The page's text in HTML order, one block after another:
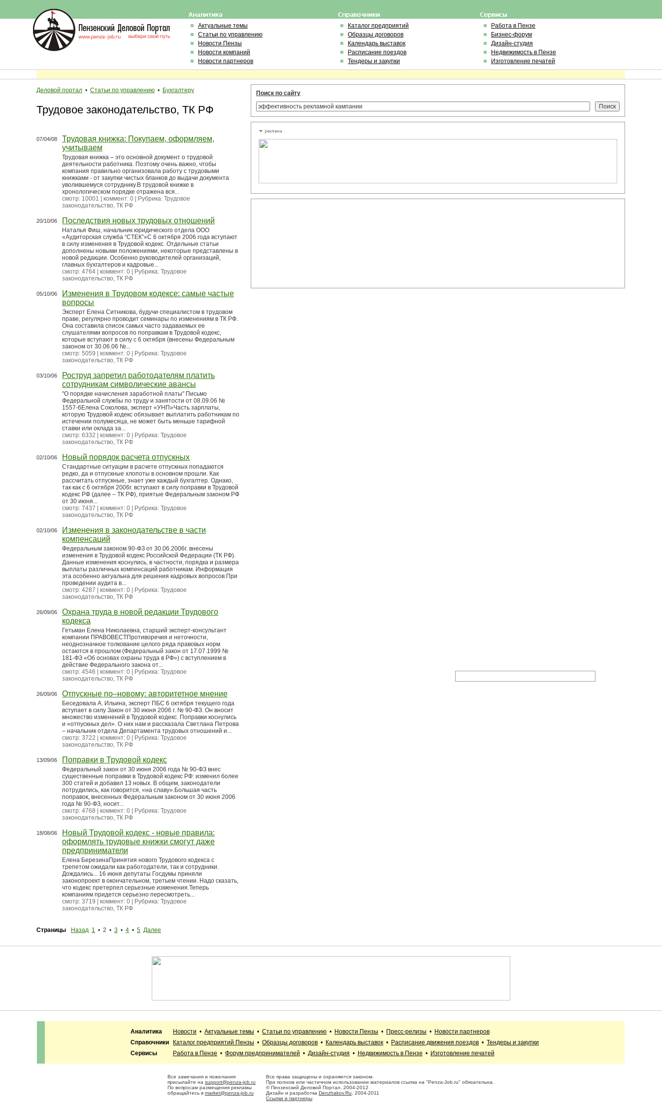
Актуальные темы
Статьи по управлению
Новости Пензы
Новости компаний
Новости партнеров
Каталог предприятий
Образцы договоров
Календарь выставок
Расписание поездов
Тендеры и закупки
Работа в Пензе
Бизнес-форум
Дизайн-студия
Недвижимость в Пензе
Изготовление печатей
Деловой портал • Статьи по управлению • Бухгалтеру
Трудовое законодательство, ТК РФ
07/04/08
Трудовая книжка: Покупаем, оформляем,
учитываем
Трудовая книжка – это основной документ о трудовой
деятельности работника. Поэтому очень важно, чтобы
компания правильно организовала работу с трудовыми
книжками - от закупки чистых бланков до выдачи документа
уволившемуся сотруднику.В трудовой книжке в
хронологическом порядке отражена вся...
смотр: 10001 | коммент: 0 | Рубрика: Трудовое
законодательство, ТК РФ
20/10/06 Последствия новых трудовых отношений
Наталья Фиш, начальник юридического отдела ООО
«Аудиторская служба “СТЕК”»С 6 октября 2006 года вступают
в силу изменения в Трудовой кодекс. Отдельные статьи
дополнены новыми положениями, некоторые представлены в
новой редакции. Особенно руководителей организаций,
главных бухгалтеров и кадровые...
смотр: 4764 | коммент: 0 | Рубрика: Трудовое
законодательство, ТК РФ
05/10/06
Изменения в Трудовом кодексе: самые частые
вопросы
Эксперт Елена Ситникова, будучи специалистом в трудовом
праве, регулярно проводит семинары по изменениям в ТК РФ.
Она составила список самых часто задаваемых ее
слушателями вопросов по поправкам в Трудовой кодекс,
которые вступают в силу с 6 октября (внесены Федеральным
законом от 30.06.06 №...
смотр: 5059 | коммент: 0 | Рубрика: Трудовое
законодательство, ТК РФ
03/10/06
Роструд запретил работодателям платить
сотрудникам символические авансы
"О порядке начисления заработной платы" Письмо
Федеральной службы по труду и занятости от 08.09.06 №
1557-6Елена Соколова, эксперт «УНП»Часть зарплаты,
которую Трудовой кодекс обязывает выплатить работникам по
истечении полумесяца, не может быть меньше тарифной
ставки или оклада за...
смотр: 6332 | коммент: 0 | Рубрика: Трудовое
законодательство, ТК РФ
02/10/06 Новый порядок расчета отпускных
Стандартные ситуации в расчете отпускных попадаются
редко, да и отпускные хлопоты в основном прошли. Как
рассчитать отпускные, знает уже каждый бухгалтер. Однако,
так как с 6 октября 2006г. вступают в силу поправки в Трудовой
кодекс РФ (далее – ТК РФ), приятые Федеральным законом РФ
от 30 июня...
смотр: 7437 | коммент: 0 | Рубрика: Трудовое
законодательство, ТК РФ
02/10/06
Изменения в законодательстве в части
компенсаций
Федеральным законом 90-ФЗ от 30.06.2006г. внесены
изменения в Трудовой кодекс Российской Федерации (ТК РФ).
Данные изменения коснулись, в частности, порядка и размера
выплаты различных компенсаций работникам. Информация
эта особенно актуальна для решения кадровых вопросов.При
проведении аудита в...
смотр: 4287 | коммент: 0 | Рубрика: Трудовое
законодательство, ТК РФ
26/09/06
Охрана труда в новой редакции Трудового
кодекса
Гетьман Елена Николаевна, старший эксперт-консультант
компании ПРАВОВЕСТПротиворечия и неточности,
неоднозначное толкование целого ряда правовых норм
остаются в прошлом (Федеральный закон от 17.07.1999 №
181-ФЗ «Об основах охраны труда в РФ») с вступлением в
действие Федерального закона от...
смотр: 4546 | коммент: 0 | Рубрика: Трудовое
законодательство, ТК РФ
26/09/06 Отпускные по–новому: авторитетное мнение
Беседовала А. Ильина, эксперт ПБС 6 октября текущего года
вступает в силу Закон от 30 июня 2006 г. № 90-ФЗ. Он вносит
множество изменений в Трудовой кодекс. Поправки коснулись
и «отпускных дел». О них нам и рассказала Светлана Петрова
– начальник отдела Департамента трудовых отношений и...
смотр: 3722 | коммент: 0 | Рубрика: Трудовое
законодательство, ТК РФ
13/09/06 Поправки в Трудовой кодекс
Федеральный закон от 30 июня 2006 года № 90-ФЗ внес
существенные поправки в Трудовой кодекс РФ: изменил более
300 статей и добавил 13 новых. В общем, законодатели
потрудились, как говорится, «на славу».Большая часть
поправок, внесенных Федеральным законом от 30 июня 2006
года № 90-ФЗ, носит...
смотр: 4768 | коммент: 0 | Рубрика: Трудовое
законодательство, ТК РФ
18/08/06
Новый Трудовой кодекс - новые правила:
оформлять трудовые книжки смогут даже
предприниматели
Елена БерезинаПринятия нового Трудового кодекса с
трепетом ожидали как работодатели, так и сотрудники.
Дождались... 16 июня депутаты Госдумы приняли
законопроект в окончательном, третьем чтении. Надо сказать,
что кодекс претерпел серьезные изменения.Теперь
компаниям придется серьезно пересмотреть...
смотр: 3719 | коммент: 0 | Рубрика: Трудовое
законодательство, ТК РФ
Страницы Назад 1 • 2 • 3 • 4 • 5 Далее
Поиск по сайту
Аналитика Новости • Актуальные темы • Статьи по управлению • Новости Пензы • Пресс-релизы • Новости партнеров
Справочники
Каталог предприятий Пензы • Образцы договоров • Календарь выставок • Расписание движения поездов • Тендеры и закупки
Сервисы
Работа в Пензе • Форум предпринимателей • Дизайн-студия • Недвижимость в Пензе • Изготовление печатей
Все замечания и пожелания
присылайте на support@penza-job.ru
По вопросам размещения рекламы
обращайтесь в market@penza-job.ru
Все права защищены и охраняются законом.
При полном или частичном использовании материалов ссылка на "Penza-Job.ru" обязательна.
© Пензенский Деловой Портал, 2004-2012
Дизайн и разработка Denzhakov.Ru , 2004-2011
Ссылки и партнеры